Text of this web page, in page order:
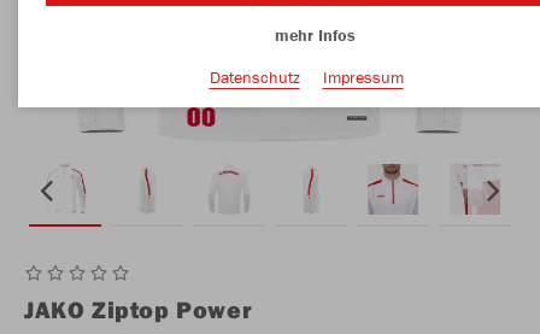
JAKO Ziptop Power
mehr Infos
Datenschutz
Impressum